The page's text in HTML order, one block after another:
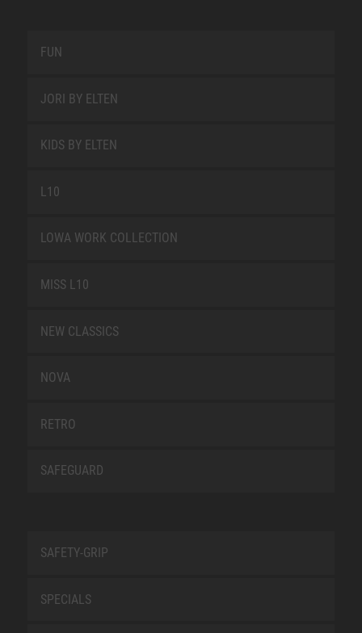
FUN
JORI BY ELTEN
KIDS BY ELTEN
L10
LOWA WORK COLLECTION
MISS L10
NEW CLASSICS
NOVA
RETRO
SAFEGUARD
SAFETY-GRIP
SPECIALS